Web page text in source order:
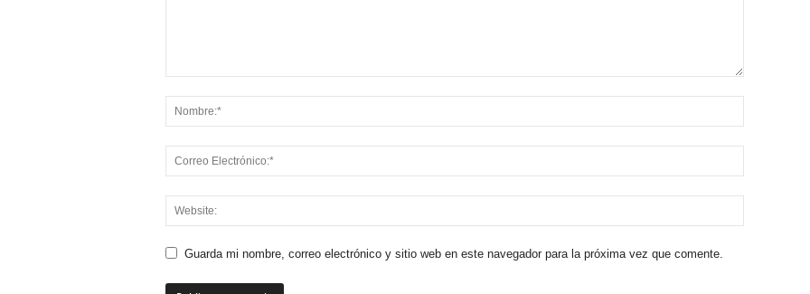
Guarda mi nombre, correo electrónico y sitio web en este navegador para la próxima vez que comente.